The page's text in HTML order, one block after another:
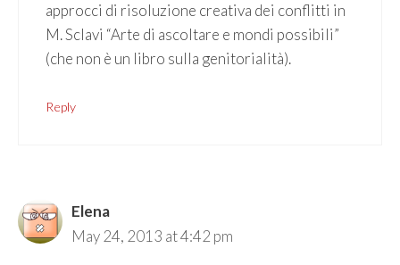
approcci di risoluzione creativa dei conflitti in
M. Sclavi “Arte di ascoltare e mondi possibili”
(che non è un libro sulla genitorialità).
Reply
Elena
May 24, 2013 at 4:42 pm